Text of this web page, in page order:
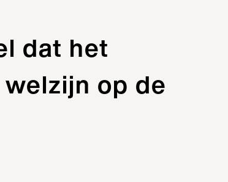
dat het
op de